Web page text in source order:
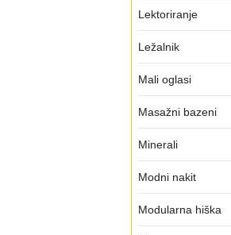
Lektoriranje
Ležalnik
Mali oglasi
Masažni bazeni
Minerali
Modni nakit
Modularna hiška